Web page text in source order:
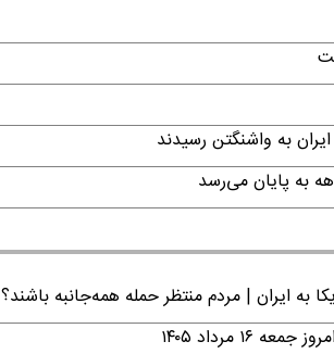
به واشنگتن رسیدند
به ایران | مردم منتظر حمله همه‌جانبه باشند؟
مرداد ۱۴۰۵